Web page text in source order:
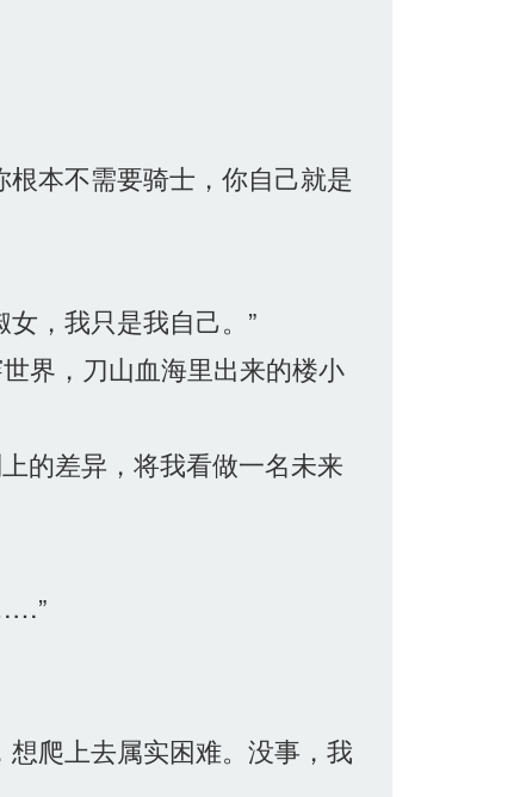
本不需要骑士，你自己就是
，我只是我自己。”
界，刀山血海里出来的楼小
的差异，将我看做一名未来
爬上去属实困难。没事，我